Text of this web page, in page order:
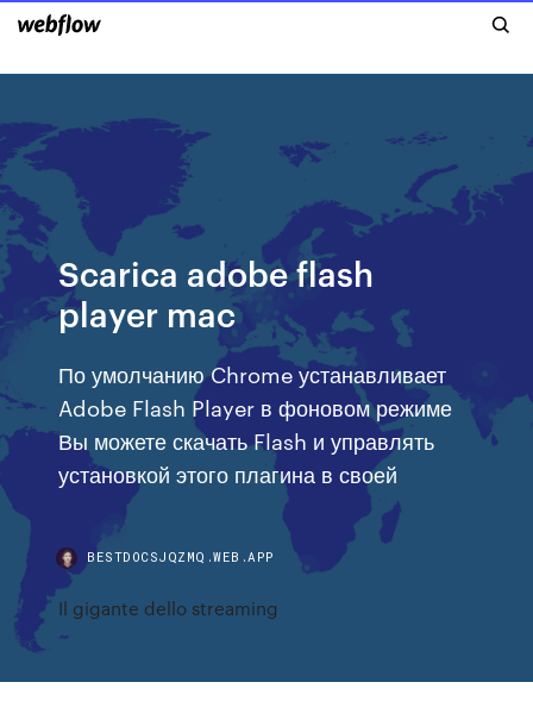
Scarica adobe flash
player mac
По умолчанию Chrome устанавливает
Adobe Flash Player в фоновом режиме
Вы можете скачать Flash и управлять
установкой этого плагина в своей
BESTDOCSJQZMQ.WEB.APP
Il gigante dello streaming